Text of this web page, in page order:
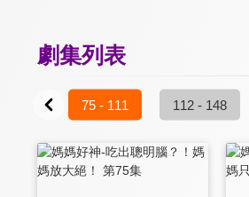
劇集列表
75 - 111 112 - 148